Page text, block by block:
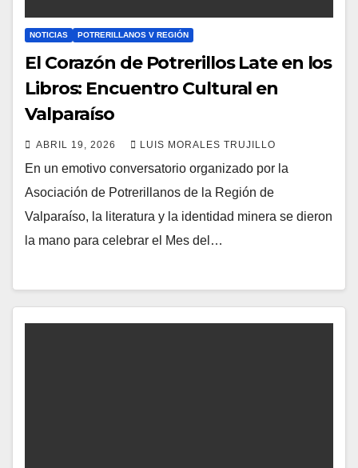
NOTICIAS POTRERILLANOS V REGIÓN
El Corazón de Potrerillos Late en los
Libros: Encuentro Cultural en
Valparaíso
ABRIL 19, 2026 LUIS MORALES TRUJILLO
En un emotivo conversatorio organizado por la
Asociación de Potrerillanos de la Región de
Valparaíso, la literatura y la identidad minera se dieron
la mano para celebrar el Mes del…